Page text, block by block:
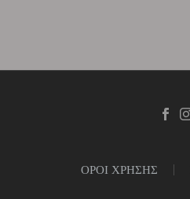
ΟΡΟΙ ΧΡΗΣΗΣ